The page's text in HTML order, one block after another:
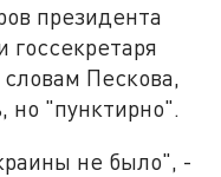
президента
Пескова,
но "пунктирно".
не было", -